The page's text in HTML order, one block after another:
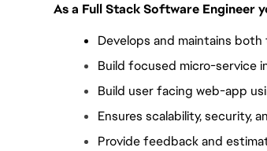
As a Full Stack Software Engineer
Develops and maintains
Build focused micro-service
Build user facing web-app
Ensures scalability, security,
Provide feedback and